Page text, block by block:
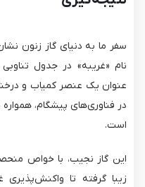
سفر ما به دنیای گاز زنون
نام «غریبه» در جدول
عنوان یک عنصر کمیاب و
در فناوری‌های پیشگام،
است.
این گاز نجیب، با خواص
زیبا گرفته تا واکنش‌پذیری